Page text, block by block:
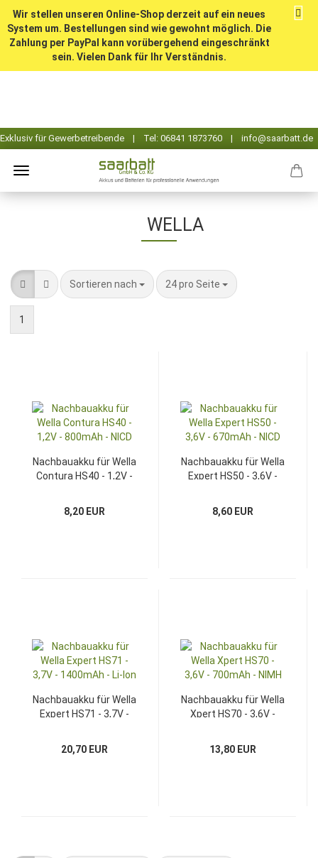
Wir stellen unseren Online-Shop derzeit auf ein neues
System um. Bestellungen sind wie gewohnt möglich. Die
Zahlung per PayPal kann vorübergehend eingeschränkt
sein. Vielen Dank für Ihr Verständnis.
WELLA
Sortieren nach
Sortieren nach 24 pro Seite
pro Seite
1
Nachbauakku für Wella
Contura HS40 - 1,2V -
8,20 EUR
Nachbauakku für Wella
Expert HS50 - 3,6V -
8,60 EUR
Nachbauakku für Wella
Expert HS71 - 3,7V -
20,70 EUR
Nachbauakku für Wella
Xpert HS70 - 3,6V -
13,80 EUR